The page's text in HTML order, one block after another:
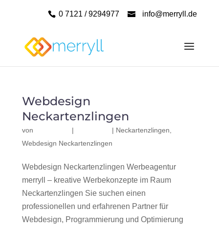
0 7121 / 9294977 info@merryll.de
Webdesign
Neckartenzlingen
von | | Neckartenzlingen
Webdesign Neckartenzlingen
Webdesign Neckartenzlingen Werbeagentur
merryll – kreative Werbekonzepte im Raum
Neckartenzlingen Sie suchen einen
professionellen und erfahrenen Partner für
Webdesign, Programmierung und Optimierung